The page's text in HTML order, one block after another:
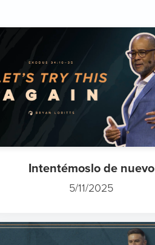
Intentémoslo de nuevo
5/11/2025